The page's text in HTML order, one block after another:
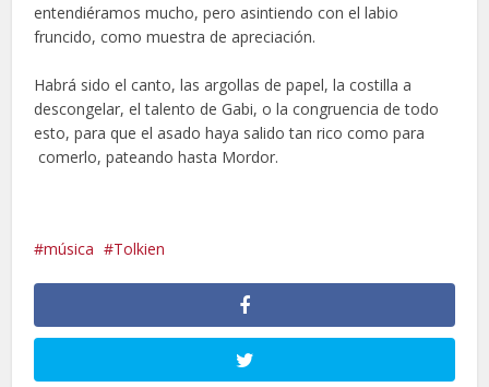
entendiéramos mucho, pero asintiendo con el labio
fruncido, como muestra de apreciación.
Habrá sido el canto, las argollas de papel, la costilla a
descongelar, el talento de Gabi, o la congruencia de todo
esto, para que el asado haya salido tan rico como para
comerlo, pateando hasta Mordor.
música Tolkien